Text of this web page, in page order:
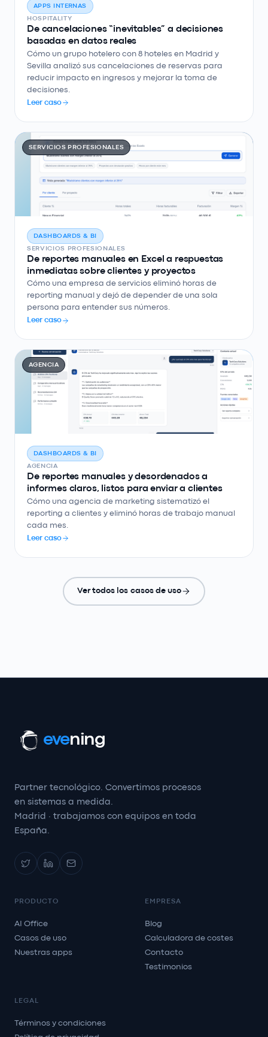
APPS INTERNAS
HOSPITALITY
De cancelaciones “inevitables” a decisiones
basadas en datos reales
Cómo un grupo hotelero con 8 hoteles en Madrid y
Sevilla analizó sus cancelaciones de reservas para
reducir impacto en ingresos y mejorar la toma de
decisiones.
Leer caso
SERVICIOS PROFESIONALES
DASHBOARDS & BI
SERVICIOS PROFESIONALES
De reportes manuales en Excel a respuestas
inmediatas sobre clientes y proyectos
Cómo una empresa de servicios eliminó horas de
reporting manual y dejó de depender de una sola
persona para entender sus números.
Leer caso
AGENCIA
DASHBOARDS & BI
AGENCIA
De reportes manuales y desordenados a
informes claros, listos para enviar a clientes
Cómo una agencia de marketing sistematizó el
reporting a clientes y eliminó horas de trabajo manual
cada mes.
Leer caso
Ver todos los casos de uso
evening
Partner tecnológico. Convertimos procesos
en sistemas a medida.
Madrid · trabajamos con equipos en toda
España.
PRODUCTO
AI Office
Casos de uso
Nuestras apps
EMPRESA
Blog
Calculadora de costes
Contacto
Testimonios
LEGAL
Términos y condiciones